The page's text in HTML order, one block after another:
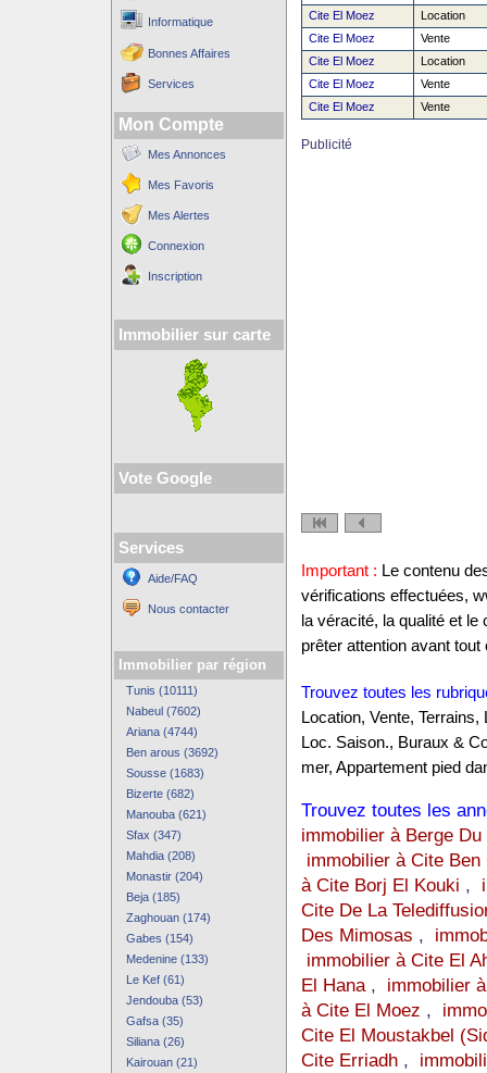
Informatique
Bonnes Affaires
Services
Mon Compte
Mes Annonces
Mes Favoris
Mes Alertes
Connexion
Inscription
Immobilier sur carte
Vote Google
Services
Aide/FAQ
Nous contacter
Immobilier par région
Tunis (10111)
Nabeul (7602)
Ariana (4744)
Ben arous (3692)
Sousse (1683)
Bizerte (682)
Manouba (621)
Sfax (347)
Mahdia (208)
Monastir (204)
Beja (185)
Zaghouan (174)
Gabes (154)
Medenine (133)
Le Kef (61)
Jendouba (53)
Gafsa (35)
Siliana (26)
Kairouan (21)
Cite El Moez
Location
Cite El Moez
Vente
Cite El Moez
Location
Cite El Moez
Vente
Cite El Moez
Vente
Publicité
Important : Le contenu
vérifications effectuées,
la véracité, la qualité et
prêter attention avant tout
Trouvez toutes les
Location, Vente,
Loc. Saison., Buraux &
mer, Appartement pied
Trouvez toutes les
immobilier à Berge Du
immobilier à Cite Ben
à Cite Borj El Kouki ,
Cite De La
Des Mimosas ,
immobilier à Cite El
El Hana, immobilier
à Cite El Moez ,
Cite El Moustakbel
Cite Erriadh,